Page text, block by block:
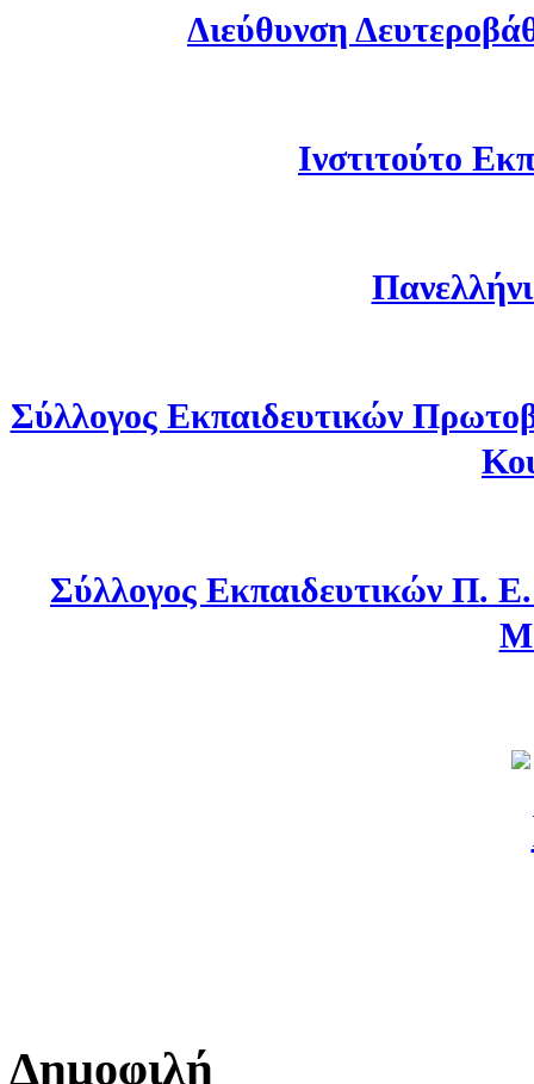
Διεύθυνση
Ινστιτούτο
Σύλλογος Εκπαιδευτικών
Σύλλογος Εκπαιδευτικών Π.
Δημοφιλή